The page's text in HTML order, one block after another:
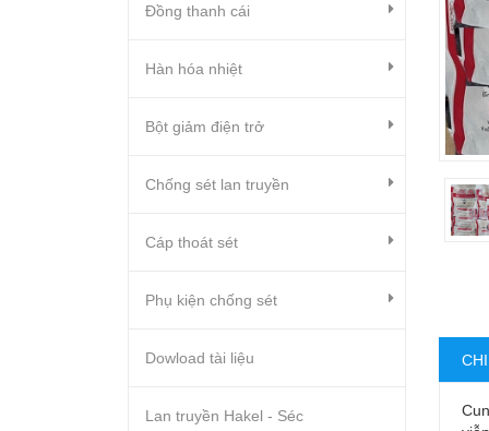
Đồng thanh cái
Hàn hóa nhiệt
Bột giảm điện trở
Chống sét lan truyền
Cáp thoát sét
Phụ kiện chống sét
Dowload tài liệu
Lan truyền Hakel - Séc